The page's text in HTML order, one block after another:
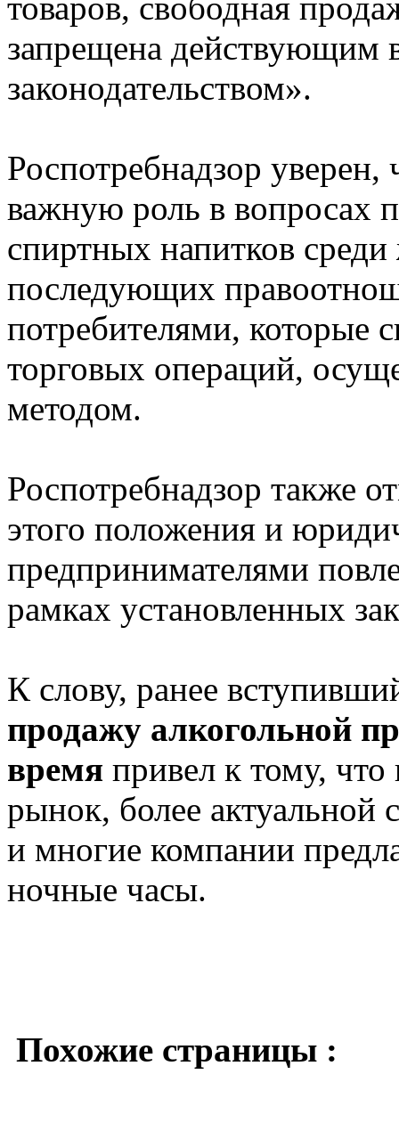
запрещена действующим
законодательством».
Роспотребнадзор уверен,
важную роль в вопросах
спиртных напитков
последующих
потребителями, которые
торговых операций,
методом.
Роспотребнадзор также
этого положения и
предпринимателями
рамках установленных
К слову, ранее
продажу алкогольной
время привел к тому,
рынок, более актуальной
и многие компании
ночные часы.
Похожие страницы :